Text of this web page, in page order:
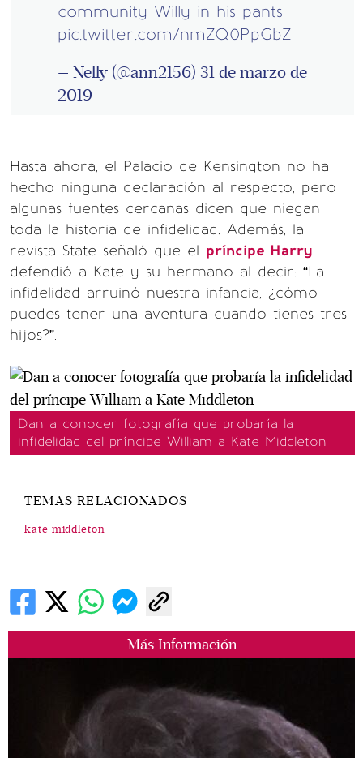
Más Información
community Willy in his pants
pic.twitter.com/nmZQ0PpGbZ
— Nelly (@ann2156) 31 de marzo de
2019
Hasta ahora, el Palacio de Kensington no ha
hecho ninguna declaración al respecto, pero
algunas fuentes cercanas dicen que niegan
toda la historia de infidelidad. Además, la
revista State señaló que el príncipe Harry
defendió a Kate y su hermano al decir: “La
infidelidad arruinó nuestra infancia, ¿cómo
puedes tener una aventura cuando tienes tres
hijos?”.
Dan a conocer fotografía que probaría la
infidelidad del príncipe William a Kate Middleton
TEMAS RELACIONADOS
kate middleton